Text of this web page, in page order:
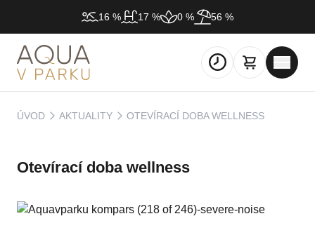
16 % 17 % 0 % 56 %
ÚVOD AKTUALITY OTEVÍRACÍ DOBA WELLNESS
Otevírací doba wellness